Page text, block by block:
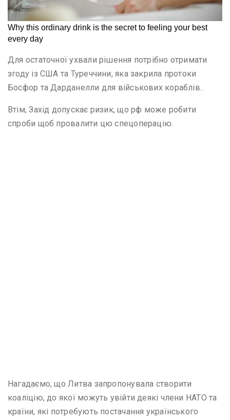
Для остаточної ухвали рішення потрібно отримати
згоду із США та Туреччини, яка закрила протоки
Босфор та Дарданелли для військових кораблів..
Втім, Захід допускає ризик, що рф може робити
спроби щоб провалити цю спецоперацію.
Нагадаємо, що Литва запропонувала створити
коаліцію, до якої можуть увійти деякі члени НАТО та
країни, які потребують постачання українського